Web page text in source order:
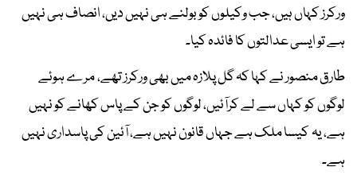
ورکرز کہاں ہیں، جب وکیلوں کو بولنے ہی نہیں دیں، انصاف ہی نہیں
ہے تو ایسی عدالتوں کا فائدہ کیا۔
طارق منصور نے کہا کہ گل پلازہ میں بھی ورکرز تھے، مرے ہوئے
لوگوں کو کہاں سے لے کرآئیں، لوگوں کو جن کے پاس کھانے کو نہیں
ہے، یہ کیسا ملک ہے جہاں قانون نہیں ہے، آئین کی پاسداری نہیں
ہے۔